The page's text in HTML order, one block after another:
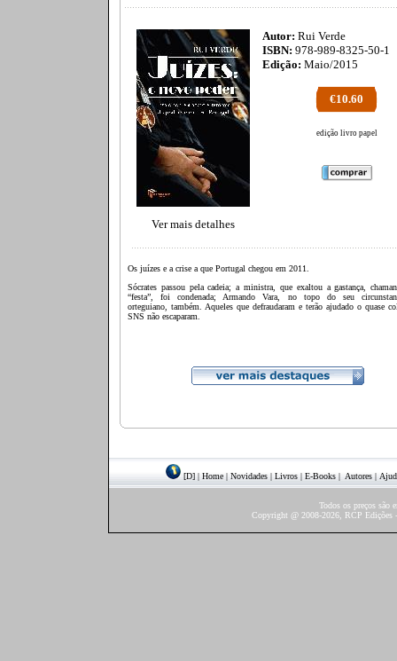
Ver mais detalhes
Autor: Rui Verde
ISBN: 978-989-8325-50-1
Edição: Maio/2015
€10.60
edição livro papel
Os juízes e a crise a que Portugal chegou em 2011.
Sócrates passou pela cadeia; aministra, que exaltou a gastança,
“festa”, foi condenada; Armando Vara, no topo do seu
orteguiano, também. Aqueles que defraudaram e terão ajudado o quase
SNS não escaparam.
[D] | Home | Novidades | Livros | E-Books | Autores |
Todos os preços são
Copyright @ 2008-2026, RCP Edições